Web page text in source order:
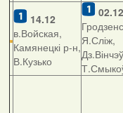
14.12
в.Войская,
Камянецкі р-н,
В.Кузько
02.12
Я.Сліж,